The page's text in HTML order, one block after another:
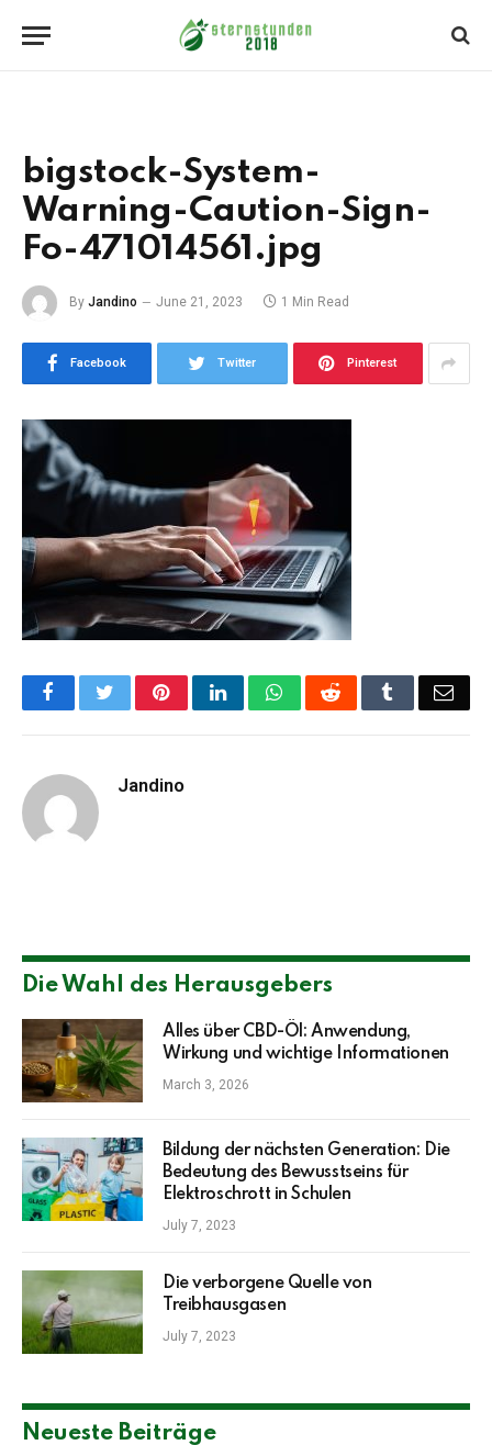
bigstock-System-
Warning-Caution-Sign-
Fo-471014561.jpg
By Jandino June 21, 2023 1 Min Read
Facebook Twitter Pinterest
FacebookTwitterPinterestLinkedInWhatsAppReddit Tumblr
Jandino
Die Wahl des Herausgebers
Alles über CBD-Öl: Anwendung,
Wirkung und wichtige Informationen
March 3, 2026
Bildung der nächsten Generation: Die
Bedeutung des Bewusstseins für
Elektroschrott in Schulen
July 7, 2023
Die verborgene Quelle von
Treibhausgasen
July 7, 2023
Neueste Beiträge